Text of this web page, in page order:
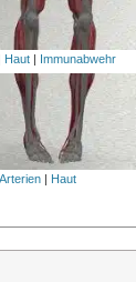
Haut| Immunabwehr
Haut